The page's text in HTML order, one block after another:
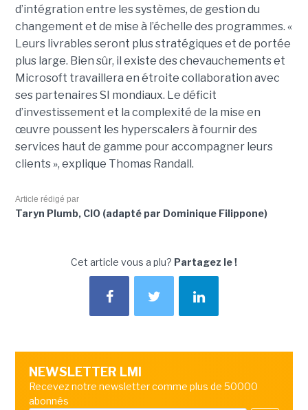
d’intégration entre les systèmes, de gestion du
changement et de mise à l’échelle des programmes. «
Leurs livrables seront plus stratégiques et de portée
plus large. Bien sûr, il existe des chevauchements et
Microsoft travaillera en étroite collaboration avec
ses partenaires SI mondiaux. Le déficit
d’investissement et la complexité de la mise en
œuvre poussent les hyperscalers à fournir des
services haut de gamme pour accompagner leurs
clients », explique Thomas Randall.
Article rédigé par
Taryn Plumb, CIO (adapté par Dominique Filippone)
Cet article vous a plu? Partagez le !
NEWSLETTER LMI
Recevez notre newsletter comme plus de 50000
abonnés